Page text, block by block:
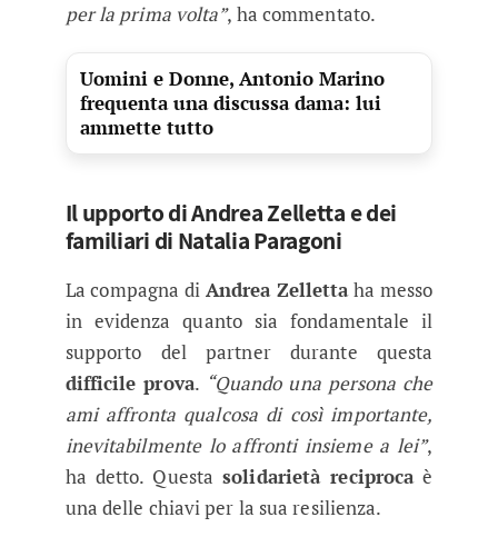
per la prima volta”, ha commentato.
Uomini e Donne, Antonio Marino
frequenta una discussa dama: lui
ammette tutto
Il upporto di Andrea Zelletta e dei
familiari di Natalia Paragoni
La compagna di Andrea Zellettaha messo
in evidenza quanto sia fondamentale il
supporto del partner durante questa
difficile prova. “Quando una persona che
ami affronta qualcosa di così importante,
inevitabilmente lo affronti insieme a lei”,
ha detto. Questasolidarietà reciprocaè
una delle chiavi per la sua resilienza.